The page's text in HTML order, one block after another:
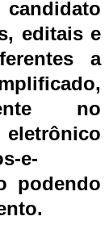
editais e
a
no
e-
podendo